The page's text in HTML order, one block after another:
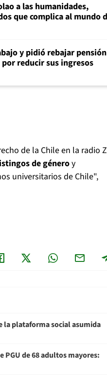
a las humanidades,
que complica al mundo
y pidió rebajar
reducir sus ingresos
de la Chile en la radio
de géneroy
universitarios de Chile",
la plataforma social asumida
PGU de 68 adultos mayores: